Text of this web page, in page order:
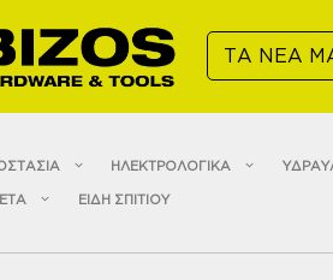
ΤΑ ΝΕΑ
ΗΛΕΚΤΡΟΛΟΓΙΚΑ
ΕΙΔΗ ΣΠΙΤΙΟΥ